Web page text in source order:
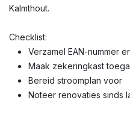
Kalmthout.
Checklist:
Verzamel EAN-nummer
Maak zekeringkast
Bereid stroomplan voor
Noteer renovaties sinds